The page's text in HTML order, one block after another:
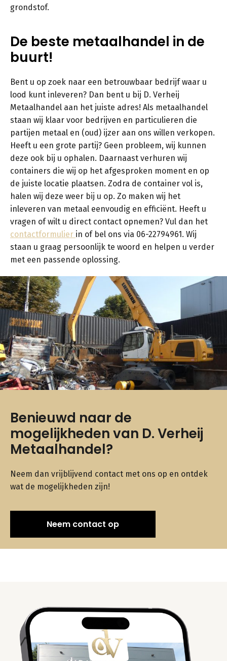
grondstof.
De beste metaalhandel in de
buurt!
Bent u op zoek naar een betrouwbaar bedrijf waar u
lood kunt inleveren? Dan bent u bij D. Verheij
Metaalhandel aan het juiste adres! Als metaalhandel
staan wij klaar voor bedrijven en particulieren die
partijen metaal en (oud) ijzer aan ons willen verkopen.
Heeft u een grote partij? Geen probleem, wij kunnen
deze ook bij u ophalen. Daarnaast verhuren wij
containers die wij op het afgesproken moment en op
de juiste locatie plaatsen. Zodra de container vol is,
halen wij deze weer bij u op. Zo maken wij het
inleveren van metaal eenvoudig en efficiënt. Heeft u
vragen of wilt u direct contact opnemen? Vul dan het
contactformulier in of bel ons via 06-22794961. Wij
staan u graag persoonlijk te woord en helpen u verder
met een passende oplossing.
Benieuwd naar de
mogelijkheden van D. Verheij
Metaalhandel?
Neem dan vrijblijvend contact met ons op en ontdek
wat de mogelijkheden zijn!
Neem contact op